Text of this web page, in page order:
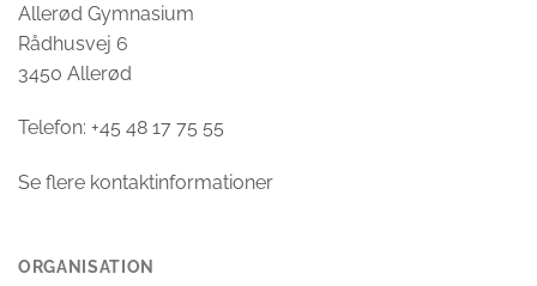
Allerød Gymnasium
Rådhusvej 6
3450 Allerød
Telefon: +45 48 17 75 55
Se flere kontaktinformationer
ORGANISATION